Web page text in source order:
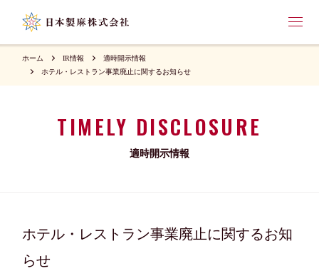
ホーム IR情報
適時開示情報
ホテル・レストラン事業廃止に関するお知らせ
TIMELY DISCLOSURE
適時開示情報
ホテル・レストラン事業廃止に関するお知
らせ